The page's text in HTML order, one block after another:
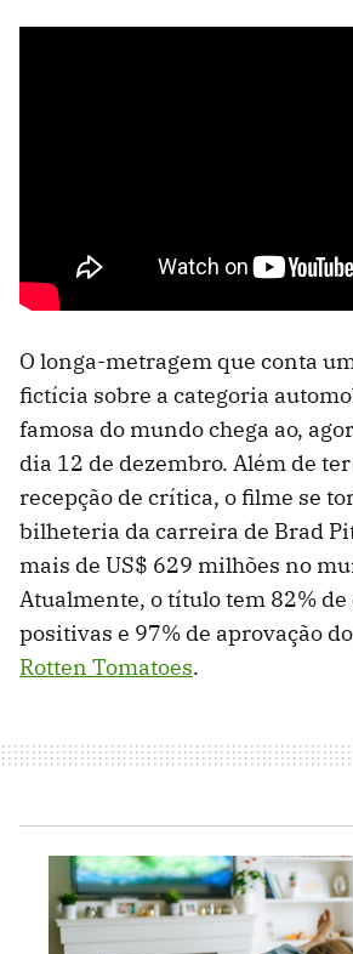
O longa-metragem que conta
fictícia sobre a categoria
famosa do mundo chega ao,
dia 12 de dezembro. Além de
recepção de crítica, o filme se
bilheteria da carreira de Brad
mais de US$ 629 milhões no
Atualmente, o título tem 82%
positivas e 97% de aprovação
Rotten Tomatoes.